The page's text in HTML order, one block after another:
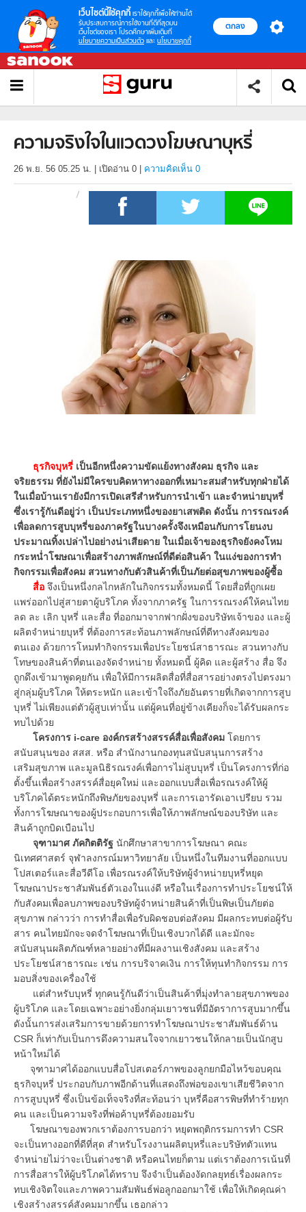
เว็บไซต์นี้ใช้คุกกี้ เราใช้คุกกี้เพื่อให้ท่านได้
รับประสบการณ์การใช้งานที่ดีที่สุดบน
เว็บไซต์ของเรา โปรดศึกษาเพิ่มเติมที่
นโยบายความเป็นส่วนตัว และ นโยบายคุกกี้
ตกลง
ความจริงใจในแวดวงโฆษณาบุหรี่
26 พ.ย. 56 05.25 น. เปิดอ่าน 0 ความคิดเห็น 0
ธุรกิจบุหรี่ เป็นอีกหนึ่งความขัดแย้งทางสังคม ธุรกิจ และ
จริยธรรม ที่ยังไม่มีใครขบคิดหาทางออกที่เหมาะสมสำหรับทุกฝ่ายได้
ในเมื่อบ้านเรายังมีการเปิดเสรีสำหรับการนำเข้า และจำหน่ายบุหรี่
ซึ่งเรารู้กันดีอยู่ว่า เป็นประเภทหนึ่งของยาเสพติด ดังนั้น การรณรงค์
เพื่อลดการสูบบุหรี่ของภาครัฐในบางครั้งจึงเหมือนกับการโยนงบ
ประมาณทิ้งเปล่าไปอย่างน่าเสียดาย ในเมื่อเจ้าของธุรกิจยังคงโหม
กระหน่ำโฆษณาเพื่อสร้างภาพลักษณ์ที่ดีต่อสินค้า ในแง่ของการทำ
กิจกรรมเพื่อสังคม สวนทางกับตัวสินค้าที่เป็นภัยต่อสุขภาพของผู้ซื้อ
สื่อ จึงเป็นหนึ่งกลไกหลักในกิจกรรมทั้งหมดนี้ โดยสื่อที่ถูกเผย
แพร่ออกไปสู่สายตาผู้บริโภค ทั้งจากภาครัฐ ในการรณรงค์ให้คนไทย
ลด ละ เลิก บุหรี่ และสื่อ ที่ออกมาจากฟากฝั่งของบริษัทเจ้าของ และผู้
ผลิตจำหน่ายบุหรี่ ที่ต้องการสะท้อนภาพลักษณ์ที่ดีทางสังคมของ
ตนเอง ด้วยการโหมทำกิจกรรมเพื่อประโยชน์สาธารณะ สวนทางกับ
โทษของสินค้าที่ตนเองจัดจำหน่าย ทั้งหมดนี้ ผู้คิด และผู้สร้าง สื่อ จึง
ถูกดึงเข้ามาพูดคุยกัน เพื่อให้มีการผลิตสื่อที่สื่อสารอย่างตรงไปตรงมา
สู่กลุ่มผู้บริโภค ให้ตระหนัก และเข้าใจถึงภัยอันตรายที่เกิดจากการสูบ
บุหรี่ ไม่เพียงแต่ตัวผู้สูบเท่านั้น แต่ผู้คนที่อยู่ข้างเคียงก็จะได้รับผลกระ
ทบไปด้วย
โครงการ i-care องค์กรสร้างสรรค์สื่อเพื่อสังคม โดยการ
สนับสนุนของ สสส. หรือ สำนักงานกองทุนสนับสนุนการสร้าง
เสริมสุขภาพ และมูลนิธิรณรงค์เพื่อการไม่สูบบุหรี่ เป็นโครงการที่ก่อ
ตั้งขึ้นเพื่อสร้างสรรค์สื่อยุคใหม่ และออกแบบสื่อเพื่อรณรงค์ให้ผู้
บริโภคได้ตระหนักถึงพิษภัยของบุหรี่ และการเอารัดเอาเปรียบ รวม
ทั้งการโฆษณาของผู้ประกอบการเพื่อให้ภาพลักษณ์ของบริษัท และ
สินค้าถูกบิดเบือนไป
จุฑามาศ ภัคกิตติรัฐ นักศึกษาสาขาการโฆษณา คณะ
นิเทศศาสตร์ จุฬาลงกรณ์มหาวิทยาลัย เป็นหนึ่งในทีมงานที่ออกแบบ
โปสเตอร์และสื่อวีดีโอ เพื่อรณรงค์ให้บริษัทผู้จำหน่ายบุหรี่หยุด
โฆษณาประชาสัมพันธ์ตัวเองในแง่ดี หรือในเรื่องการทำประโยชน์ให้
กับสังคมเพื่อลบภาพของบริษัทผู้จำหน่ายสินค้าที่เป็นพิษเป็นภัยต่อ
สุขภาพ กล่าวว่า การทำสื่อเพื่อรับผิดชอบต่อสังคม มีผลกระทบต่อผู้รับ
สาร คนไทยมักจะจดจำโฆษณาที่เป็นเชิงบวกได้ดี และมักจะ
สนับสนุนผลิตภัณฑ์หลายอย่างที่มีผลงานเชิงสังคม และสร้าง
ประโยชน์สาธารณะ เช่น การบริจาคเงิน การให้ทุนทำกิจกรรม การ
มอบสิ่งของเครื่องใช้
แต่สำหรับบุหรี่ ทุกคนรู้กันดีว่าเป็นสินค้าที่มุ่งทำลายสุขภาพของ
ผู้บริโภค และโดยเฉพาะอย่างยิ่งกลุ่มเยาวชนที่มีอัตราการสูบมากขึ้น
ดังนั้นการส่งเสริมการขายด้วยการทำโฆษณาประชาสัมพันธ์ด้าน
CSR ก็เท่ากับเป็นการดึงความสนใจจากเยาวชนให้กลายเป็นนักสูบ
หน้าใหม่ได้
จุฑามาศได้ออกแบบสื่อโปสเตอร์ภาพของลูกยกมือไหว้ขอบคุณ
ธุรกิจบุหรี่ ประกอบกับภาพอีกด้านที่แสดงถึงพ่อของเขาเสียชีวิตจาก
การสูบบุหรี่ ซึ่งเป็นข้อเท็จจริงที่สะท้อนว่า บุหรี่คือสารพิษที่ทำร้ายทุก
คน และเป็นความจริงที่พ่อค้าบุหรี่ต้องยอมรับ
โฆษณาของพวกเราต้องการบอกว่า หยุดพฤติกรรมการทำ CSR
จะเป็นทางออกที่ดีที่สุด สำหรับโรงงานผลิตบุหรี่และบริษัทตัวแทน
จำหน่ายไม่ว่าจะเป็นต่างชาติ หรือคนไทยก็ตาม แต่เราต้องการเน้นที่
การสื่อสารให้ผู้บริโภคได้ทราบ จึงจำเป็นต้องงัดกลยุทธ์เรื่องผลกระ
ทบเชิงจิตใจและภาพความสัมพันธ์พ่อลูกออกมาใช้ เพื่อให้เกิดคุณค่า
เชิงสร้างสรรค์สังคมมากขึ้น เธอกล่าว